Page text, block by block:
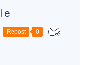
Repost 0